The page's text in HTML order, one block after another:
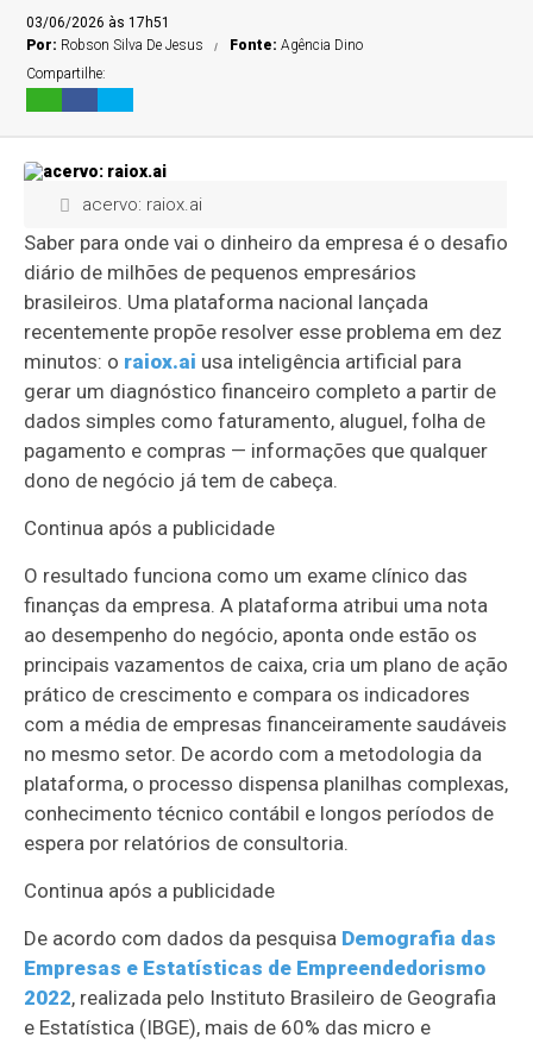
03/06/2026 às 17h51
Por: Robson Silva De Jesus Fonte:Agência Dino
Compartilhe:
acervo: raiox.ai
Saber para onde vai o dinheiro da empresa é o desafio
diário de milhões de pequenos empresários
brasileiros. Uma plataforma nacional lançada
recentemente propõe resolver esse problema em dez
minutos: o raiox.ai usa inteligência artificial para
gerar um diagnóstico financeiro completo a partir de
dados simples como faturamento, aluguel, folha de
pagamento e compras — informações que qualquer
dono de negócio já tem de cabeça.
Continua após a publicidade
O resultado funciona como um exame clínico das
finanças da empresa. A plataforma atribui uma nota
ao desempenho do negócio, aponta onde estão os
principais vazamentos de caixa, cria um plano de ação
prático de crescimento e compara os indicadores
com a média de empresas financeiramente saudáveis
no mesmo setor. De acordo com a metodologia da
plataforma, o processo dispensa planilhas complexas,
conhecimento técnico contábil e longos períodos de
espera por relatórios de consultoria.
Continua após a publicidade
De acordo com dados da pesquisa Demografia das
Empresas e Estatísticas de Empreendedorismo
2022, realizada pelo Instituto Brasileiro de Geografia
e Estatística (IBGE), mais de 60% das micro e